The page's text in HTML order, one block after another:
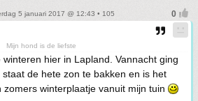
5 januari 2017 @ 12:43 • 105
Mijn hond is de liefste
hier in Lapland. Vannacht ging
de hete zon te bakken en is het
winterplaatje vanuit mijn tuin